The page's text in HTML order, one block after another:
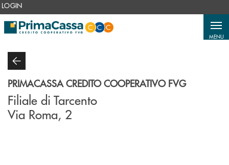
Salta al contenuto principale
LOGIN
MENU
PRIMACASSA CREDITO COOPERATIVO FVG
Filiale di Tarcento
Via Roma, 2